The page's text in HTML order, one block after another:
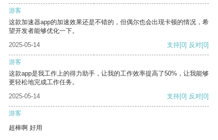
游客
这款加速器app的加速效果还是不错的，但偶尔也会出现卡顿的情况，希
望开发者能够优化一下。
2025-05-14
支持[0] 反对[0]
游客
这款app是我工作上的得力助手，让我的工作效率提高了50%，让我能够
更轻松地完成工作任务。
2025-05-14
支持[0] 反对[0]
游客
超棒啊 好用